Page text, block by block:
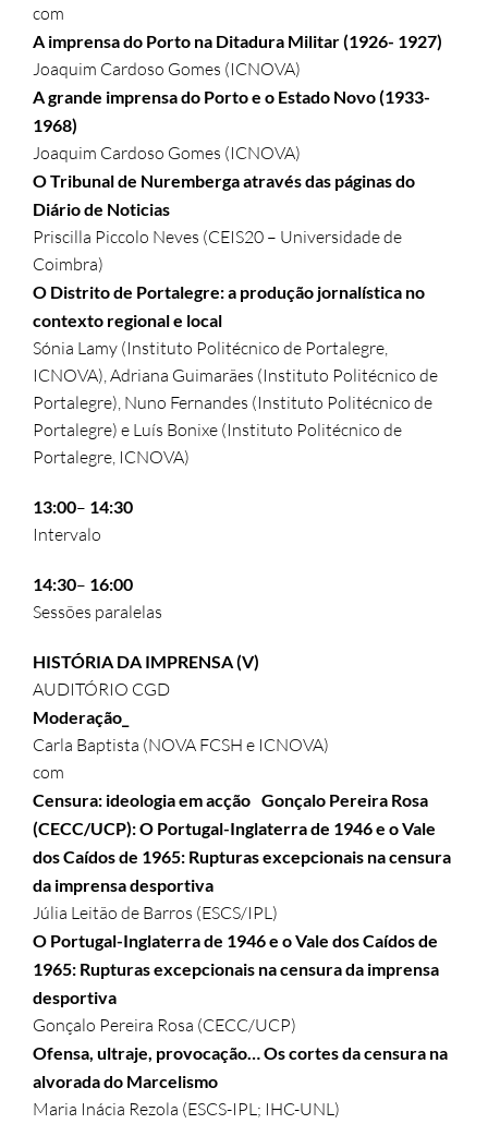
com
A imprensa do Porto na Ditadura Militar (1926- 1927)
Joaquim Cardoso Gomes (ICNOVA)
A grande imprensa do Porto e o Estado Novo (1933-
1968)
Joaquim Cardoso Gomes (ICNOVA)
O Tribunal de Nuremberga através das páginas do
Diário de Noticias
Priscilla Piccolo Neves (CEIS20 – Universidade de
Coimbra)
O Distrito de Portalegre: a produção jornalística no
contexto regional e local
Sónia Lamy (Instituto Politécnico de Portalegre,
ICNOVA), Adriana Guimarães (Instituto Politécnico de
Portalegre), Nuno Fernandes (Instituto Politécnico de
Portalegre) e Luís Bonixe (Instituto Politécnico de
Portalegre, ICNOVA)
13:00– 14:30
Intervalo
14:30– 16:00
Sessões paralelas
HISTÓRIA DA IMPRENSA (V)
AUDITÓRIO CGD
Moderação_
Carla Baptista (NOVA FCSH e ICNOVA)
com
Censura: ideologia em acção Gonçalo Pereira Rosa
(CECC/UCP): O Portugal-Inglaterra de 1946 e o Vale
dos Caídos de 1965: Rupturas excepcionais na censura
da imprensa desportiva
Júlia Leitão de Barros (ESCS/IPL)
O Portugal-Inglaterra de 1946 e o Vale dos Caídos de
1965: Rupturas excepcionais na censura da imprensa
desportiva
Gonçalo Pereira Rosa (CECC/UCP)
Ofensa, ultraje, provocação… Os cortes da censura na
alvorada do Marcelismo
Maria Inácia Rezola (ESCS-IPL; IHC-UNL)